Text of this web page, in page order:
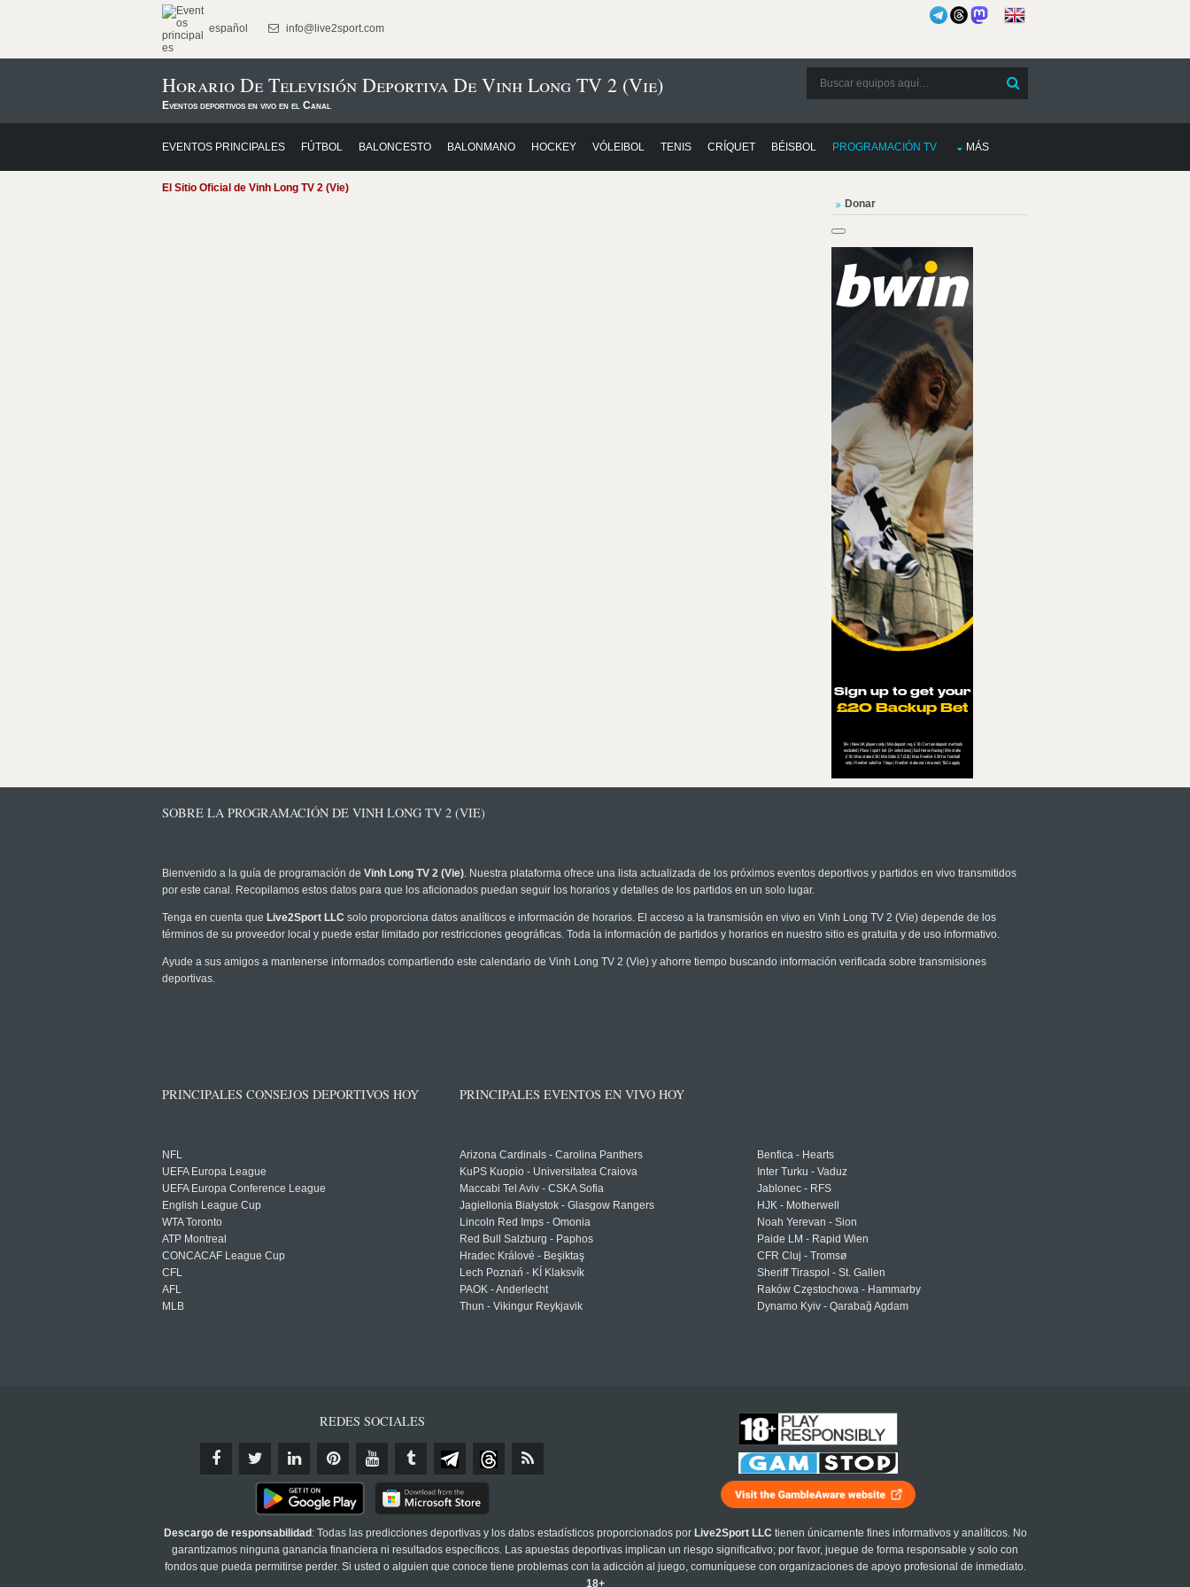
español info@live2sport.com
Horario De Televisión Deportiva De Vinh Long TV 2 (Vie)
Eventos deportivos en vivo en el Canal
EVENTOS PRINCIPALES FÚTBOL BALONCESTO BALONMANO HOCKEY VÓLEIBOL TENIS CRÍQUET BÉISBOL PROGRAMACIÓN TV MÁS
El Sitio Oficial de Vinh Long TV 2 (Vie)
Donar
SOBRE LA PROGRAMACIÓN DE VINH LONG TV 2 (VIE)
Bienvenido a la guía de programación de Vinh Long TV 2 (Vie). Nuestra plataforma ofrece una lista actualizada de los próximos eventos deportivos y partidos en vivo transmitidos
por este canal. Recopilamos estos datos para que los aficionados puedan seguir los horarios y detalles de los partidos en un solo lugar.
Tenga en cuenta que Live2Sport LLC solo proporciona datos analíticos e información de horarios. El acceso a la transmisión en vivo en Vinh Long TV 2 (Vie) depende de los
términos de su proveedor local y puede estar limitado por restricciones geográficas. Toda la información de partidos y horarios en nuestro sitio es gratuita y de uso informativo.
Ayude a sus amigos a mantenerse informados compartiendo este calendario de Vinh Long TV 2 (Vie) y ahorre tiempo buscando información verificada sobre transmisiones
deportivas.
PRINCIPALES CONSEJOS DEPORTIVOS HOY
NFL
UEFA Europa League
UEFA Europa Conference League
English League Cup
WTA Toronto
ATP Montreal
CONCACAF League Cup
CFL
AFL
MLB
PRINCIPALES EVENTOS EN VIVO HOY
Arizona Cardinals - Carolina Panthers
KuPS Kuopio - Universitatea Craiova
Maccabi Tel Aviv - CSKA Sofia
Jagiellonia Białystok - Glasgow Rangers
Lincoln Red Imps - Omonia
Red Bull Salzburg - Paphos
Hradec Králové - Beşiktaş
Lech Poznań - KÍ Klaksvík
PAOK - Anderlecht
Thun - Vikingur Reykjavik
Benfica - Hearts
Inter Turku - Vaduz
Jablonec - RFS
HJK - Motherwell
Noah Yerevan - Sion
Paide LM - Rapid Wien
CFR Cluj - Tromsø
Sheriff Tiraspol - St. Gallen
Raków Częstochowa - Hammarby
Dynamo Kyiv - Qarabağ Agdam
REDES SOCIALES
Descargo de responsabilidad : Todas las predicciones deportivas y los datos estadísticos proporcionados por Live2Sport LLC tienen únicamente fines informativos y analíticos. No
garantizamos ninguna ganancia financiera ni resultados específicos. Las apuestas deportivas implican un riesgo significativo; por favor, juegue de forma responsable y solo con
fondos que pueda permitirse perder. Si usted o alguien que conoce tiene problemas con la adicción al juego, comuníquese con organizaciones de apoyo profesional de inmediato.
18+